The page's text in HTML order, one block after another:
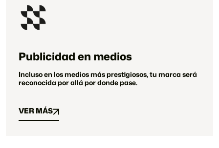
Publicidad en medios
Incluso en los medios más prestigiosos, tu marca será
reconocida por allá por donde pase.
VER MÁS
VER MÁS